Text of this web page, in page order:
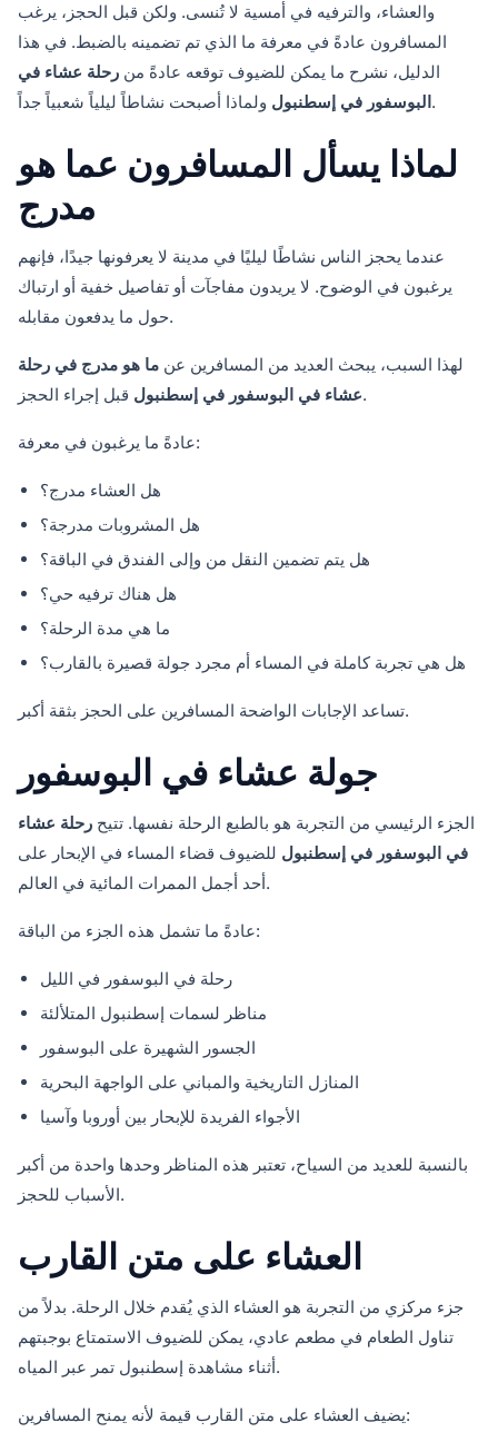
والعشاء، والترفيه في أمسية لا تُنسى. ولكن قبل الحجز، يرغب
المسافرون عادةً في معرفة ما الذي تم تضمينه بالضبط. في هذا
الدليل، نشرح ما يمكن للضيوف توقعه عادةً من رحلة عشاء في
البوسفور في إسطنبولولماذا أصبحت نشاطاً ليلياً شعبياً جداً.
لماذا يسأل المسافرون عما هو
مدرج
عندما يحجز الناس نشاطًا ليليًا في مدينة لا يعرفونها جيدًا، فإنهم
يرغبون في الوضوح. لا يريدون مفاجآت أو تفاصيل خفية أو ارتباك
حول ما يدفعون مقابله.
لهذا السبب، يبحث العديد من المسافرين عن ما هو مدرج في رحلة
عشاء في البوسفور في إسطنبولقبل إجراء الحجز.
عادةً ما يرغبون في معرفة:
هل العشاء مدرج؟
هل المشروبات مدرجة؟
هل يتم تضمين النقل من وإلى الفندق في الباقة؟
هل هناك ترفيه حي؟
ما هي مدة الرحلة؟
هل هي تجربة كاملة في المساء أم مجرد جولة قصيرة بالقارب؟
تساعد الإجابات الواضحة المسافرين على الحجز بثقة أكبر.
جولة عشاء في البوسفور
الجزء الرئيسي من التجربة هو بالطبع الرحلة نفسها. تتيح رحلة عشاء
في البوسفور في إسطنبول للضيوف قضاء المساء في الإبحار على
أحد أجمل الممرات المائية في العالم.
عادةً ما تشمل هذه الجزء من الباقة:
رحلة في البوسفور في الليل
مناظر لسمات إسطنبول المتلألئة
الجسور الشهيرة على البوسفور
المنازل التاريخية والمباني على الواجهة البحرية
الأجواء الفريدة للإبحار بين أوروبا وآسيا
بالنسبة للعديد من السياح، تعتبر هذه المناظر وحدها واحدة من أكبر
الأسباب للحجز.
العشاء على متن القارب
جزء مركزي من التجربة هو العشاء الذي يُقدم خلال الرحلة. بدلاً من
تناول الطعام في مطعم عادي، يمكن للضيوف الاستمتاع بوجبتهم
أثناء مشاهدة إسطنبول تمر عبر المياه.
يضيف العشاء على متن القارب قيمة لأنه يمنح المسافرين: